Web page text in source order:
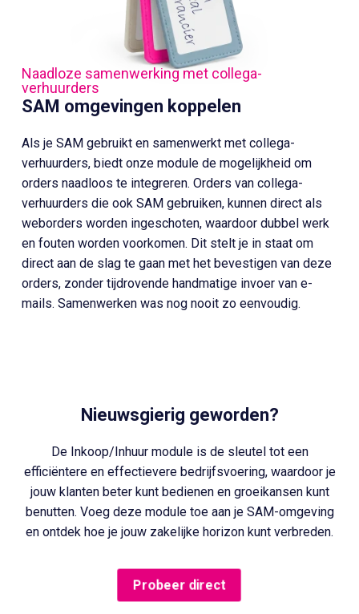
SAM omgevingen koppelen
Naadloze samenwerking met collega-
verhuurders
Als je SAM gebruikt en samenwerkt met collega-
verhuurders, biedt onze module de mogelijkheid om
orders naadloos te integreren. Orders van collega-
verhuurders die ook SAM gebruiken, kunnen direct als
weborders worden ingeschoten, waardoor dubbel werk
en fouten worden voorkomen. Dit stelt je in staat om
direct aan de slag te gaan met het bevestigen van deze
orders, zonder tijdrovende handmatige invoer van e-
mails. Samenwerken was nog nooit zo eenvoudig.
Nieuwsgierig geworden?
De Inkoop/Inhuur module is de sleutel tot een
efficiëntere en effectievere bedrijfsvoering, waardoor je
jouw klanten beter kunt bedienen en groeikansen kunt
benutten. Voeg deze module toe aan je SAM-omgeving
en ontdek hoe je jouw zakelijke horizon kunt verbreden.
Probeer direct